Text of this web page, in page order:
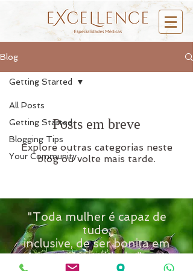
Blog
All Posts
Getting Started
Blogging Tips
Your Community
Getting Started
Posts em breve
Explore outras categorias neste
blog ou volte mais tarde.
"Toda mulher é capaz de
tudo,
inclusive, de ser bonita em
qualquer idade."